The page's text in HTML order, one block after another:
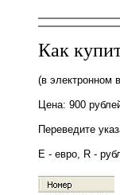
Как
(в электронном
Цена: 900
Переведите
E - евро, R -